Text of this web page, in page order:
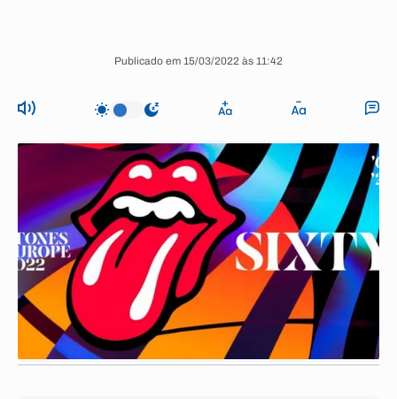
Publicado em 15/03/2022 às 11:42